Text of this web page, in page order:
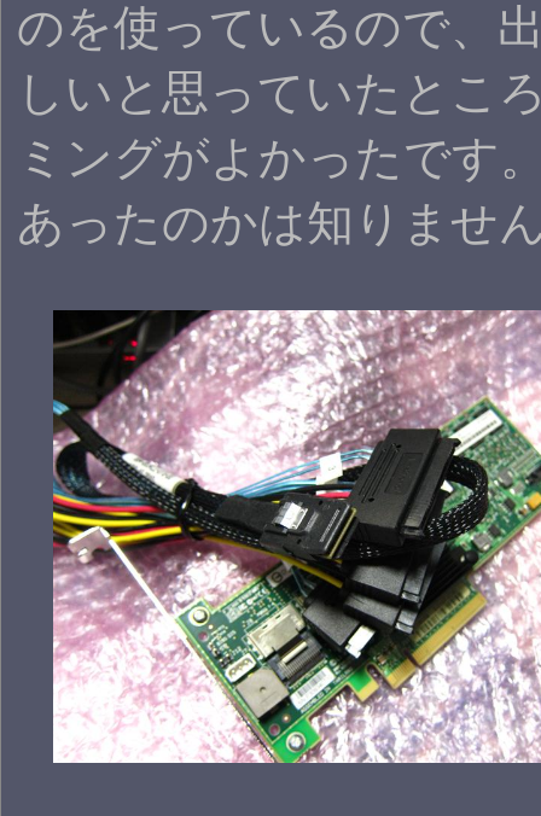
のを使っているので、
しいと思っていたとこ
ミングがよかったです
あったのかは知りませ